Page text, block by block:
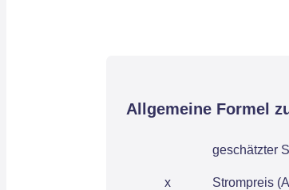
Allgemeine Formel
geschätzter
x Strompreis